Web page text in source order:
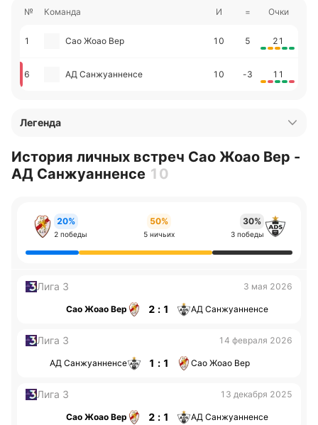
№ Команда И = Очки
1 Сао Жоао Вер 10 5 21
6 АД Санжуанненсе 10 -3 11
Легенда
История личных встреч Сао Жоао Вер -
АД Санжуанненсе 10
20%
2 победы
50%
5 ничьих
30%
3 победы
Лига 3 3 мая 2026
Сао Жоао Вер 2 : 1 АД Санжуанненсе
Лига 3 14 февраля 2026
АД Санжуанненсе 1 : 1 Сао Жоао Вер
Лига 3 13 декабря 2025
Сао Жоао Вер 2 : 1 АД Санжуанненсе